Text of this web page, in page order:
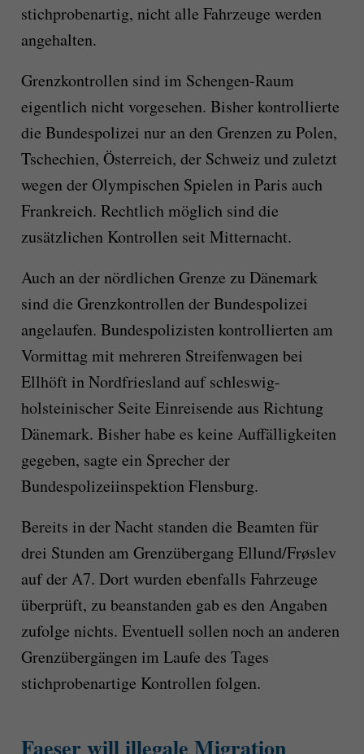
stichprobenartig, nicht alle Fahrzeuge werden
angehalten.
Grenzkontrollen sind im Schengen-Raum
eigentlich nicht vorgesehen. Bisher kontrollierte
die Bundespolizei nur an den Grenzen zu Polen,
Tschechien, Österreich, der Schweiz und zuletzt
wegen der Olympischen Spielen in Paris auch
Frankreich. Rechtlich möglich sind die
zusätzlichen Kontrollen seit Mitternacht.
Auch an der nördlichen Grenze zu Dänemark
sind die Grenzkontrollen der Bundespolizei
angelaufen. Bundespolizisten kontrollierten am
Vormittag mit mehreren Streifenwagen bei
Ellhöft in Nordfriesland auf schleswig-
holsteinischer Seite Einreisende aus Richtung
Dänemark. Bisher habe es keine Auffälligkeiten
gegeben, sagte ein Sprecher der
Bundespolizeiinspektion Flensburg.
Bereits in der Nacht standen die Beamten für
drei Stunden am Grenzübergang Ellund/Frøslev
auf der A7. Dort wurden ebenfalls Fahrzeuge
überprüft, zu beanstanden gab es den Angaben
zufolge nichts. Eventuell sollen noch an anderen
Grenzübergängen im Laufe des Tages
stichprobenartige Kontrollen folgen.
Faeser will illegale Migration